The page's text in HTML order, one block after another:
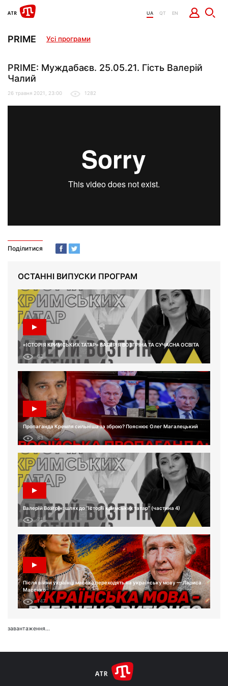
UA QT EN
PRIME Усі програми
PRIME: Муждабаєв. 25.05.21. Гість Валерій
Чалий
26 травня 2021, 23:00 1282
Поділитися
ОСТАННІ ВИПУСКИ ПРОГРАМ
«ІСТОРІЯ КРИМСЬКИХ ТАТАР» ВАЛЕРІЯ ВОЗГРІНА ТА СУЧАСНА ОСВІТА
63
Пропаганда Кремля сильніша за зброю? Пояснює Олег Магалецький
83
Валерій Возгрін: шлях до “Історії кримських татар” (частина 4)
71
Після війни українці масово переходять на українську мову — Лариса
Масенко
147
завантаження...